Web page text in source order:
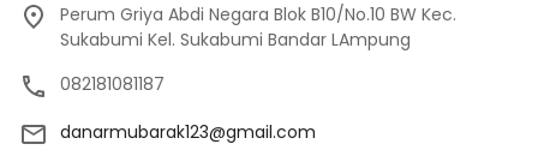
Perum Griya Abdi Negara Blok B10/No.10 BW Kec.
Sukabumi Kel. Sukabumi Bandar LAmpung
082181081187
danarmubarak123@gmail.com